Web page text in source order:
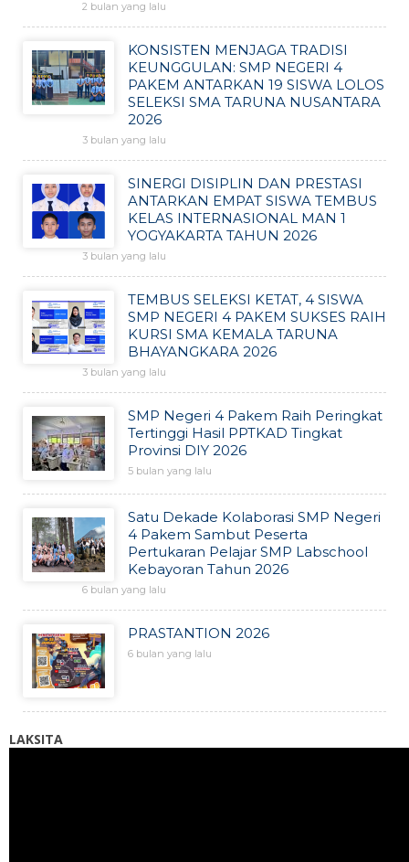
2 bulan yang lalu
KONSISTEN MENJAGA TRADISI
KEUNGGULAN: SMP NEGERI 4
PAKEM ANTARKAN 19 SISWA LOLOS
SELEKSI SMA TARUNA NUSANTARA
2026
3 bulan yang lalu
SINERGI DISIPLIN DAN PRESTASI
ANTARKAN EMPAT SISWA TEMBUS
KELAS INTERNASIONAL MAN 1
YOGYAKARTA TAHUN 2026
3 bulan yang lalu
TEMBUS SELEKSI KETAT, 4 SISWA
SMP NEGERI 4 PAKEM SUKSES RAIH
KURSI SMA KEMALA TARUNA
BHAYANGKARA 2026
3 bulan yang lalu
SMP Negeri 4 Pakem Raih Peringkat
Tertinggi Hasil PPTKAD Tingkat
Provinsi DIY 2026
5 bulan yang lalu
Satu Dekade Kolaborasi SMP Negeri
4 Pakem Sambut Peserta
Pertukaran Pelajar SMP Labschool
Kebayoran Tahun 2026
6 bulan yang lalu
PRASTANTION 2026
6 bulan yang lalu
LAKSITA